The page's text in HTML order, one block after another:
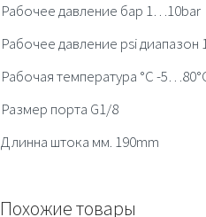
Рабочее давление бар 1…10bar
Рабочее давление psi
Рабочая температура °C -
Размер порта G1/8
Длинна штока мм. 190mm
Похожие товары